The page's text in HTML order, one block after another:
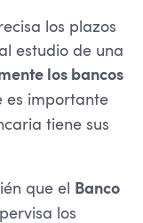
los plazos
estudio de una
los bancos
es importante
tiene sus
que el Banco
los